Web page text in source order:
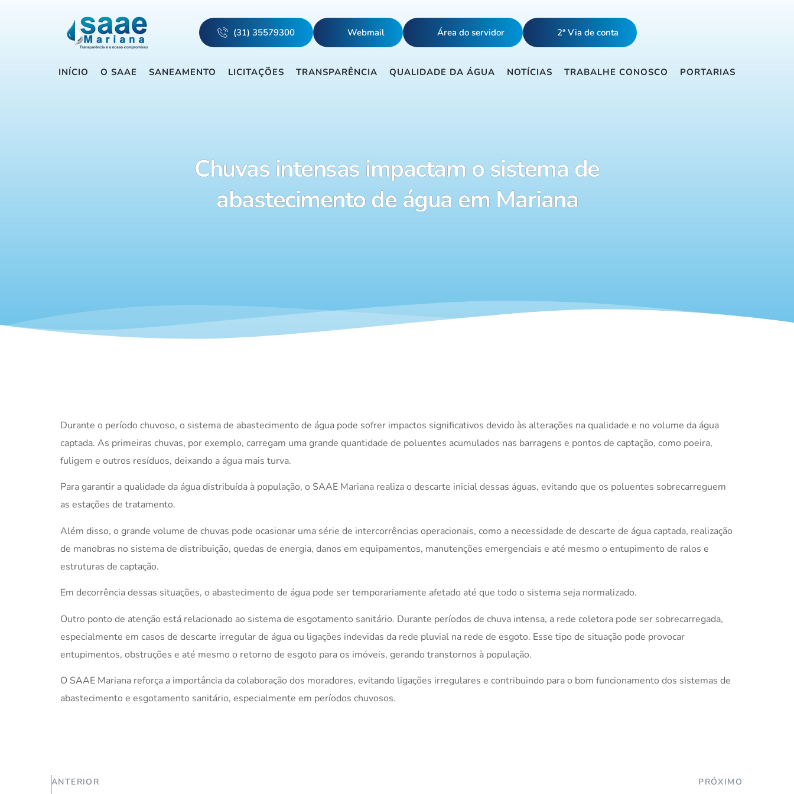
(31) 35579300 Webmail Área do servidor 2ª Via de conta
INÍCIO O SAAE SANEAMENTO LICITAÇÕES TRANSPARÊNCIA QUALIDADE DA ÁGUA NOTÍCIAS TRABALHE CONOSCO PORTARIAS
Chuvas intensas impactam o sistema de
abastecimento de água em Mariana
Durante o período chuvoso, o sistema de abastecimento de água pode sofrer impactos significativos devido às alterações na qualidade e no volume da água
captada. As primeiras chuvas, por exemplo, carregam uma grande quantidade de poluentes acumulados nas barragens e pontos de captação, como poeira,
fuligem e outros resíduos, deixando a água mais turva.
Para garantir a qualidade da água distribuída à população, o SAAE Mariana realiza o descarte inicial dessas águas, evitando que os poluentes sobrecarreguem
as estações de tratamento.
Além disso, o grande volume de chuvas pode ocasionar uma série de intercorrências operacionais, como a necessidade de descarte de água captada, realização
de manobras no sistema de distribuição, quedas de energia, danos em equipamentos, manutenções emergenciais e até mesmo o entupimento de ralos e
estruturas de captação.
Em decorrência dessas situações, o abastecimento de água pode ser temporariamente afetado até que todo o sistema seja normalizado.
Outro ponto de atenção está relacionado ao sistema de esgotamento sanitário. Durante períodos de chuva intensa, a rede coletora pode ser sobrecarregada,
especialmente em casos de descarte irregular de água ou ligações indevidas da rede pluvial na rede de esgoto. Esse tipo de situação pode provocar
entupimentos, obstruções e até mesmo o retorno de esgoto para os imóveis, gerando transtornos à população.
O SAAE Mariana reforça a importância da colaboração dos moradores, evitando ligações irregulares e contribuindo para o bom funcionamento dos sistemas de
abastecimento e esgotamento sanitário, especialmente em períodos chuvosos.
ANTERIOR PRÓXIMO